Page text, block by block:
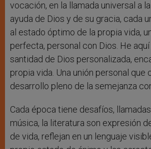
vocación, en la llamada universal a
ayuda de Dios y de su gracia, cada
al estado óptimo de la propia vida,
perfecta, personal con Dios. He
santidad de Dios personalizada,
propia vida. Una unión personal que
desarrollo pleno de la semejanza
Cada época tiene desafíos,
música, la literatura son expresión
de vida, reflejan en un lenguaje